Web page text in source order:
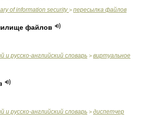
of information security> пересылка файлов
файлов
и русско-английский словарь > виртуальное
и русско-английский словарь > диспетчер